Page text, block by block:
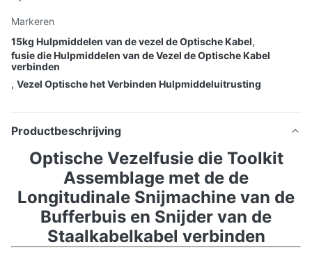
Markeren
15kg Hulpmiddelen van de vezel de Optische Kabel,
fusie die Hulpmiddelen van de Vezel de Optische Kabel
verbinden
, Vezel Optische het Verbinden Hulpmiddeluitrusting
Productbeschrijving
Optische Vezelfusie die Toolkit
Assemblage met de de
Longitudinale Snijmachine van de
Bufferbuis en Snijder van de
Staalkabelkabel verbinden